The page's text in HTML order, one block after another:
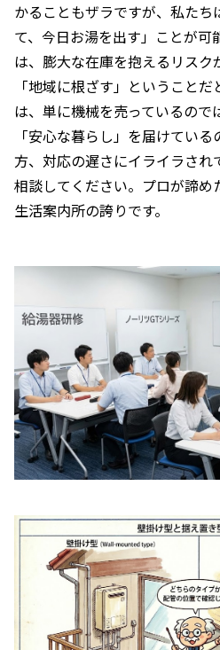
かることもザラですが、私た
て、今日お湯を出す」ことが可
は、膨大な在庫を抱えるリス
「地域に根ざす」ということ
は、単に機械を売っているので
「安心な暮らし」を届けてい
方、対応の遅さにイライラさ
相談してください。プロが諦
生活案内所の誇りです。